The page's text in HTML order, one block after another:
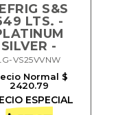
S&S
LTS. -
SILVER -
VS25VVNW
Normal $
2420.79
ESPECIAL